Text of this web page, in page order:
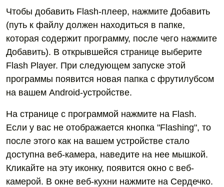
Чтобы добавить Flash-плеер, нажмите Добавить
(путь к файлу должен находиться в папке,
которая содержит программу, после чего нажмите
Добавить). В открывшейся странице выберите
Flash Player. При следующем запуске этой
программы появится новая папка с фрутилубсом
на вашем Android-устройстве.
На странице с программой нажмите на Flash.
Если у вас не отображается кнопка "Flashing", то
после этого как на вашем устройстве стало
доступна веб-камера, наведите на нее мышкой.
Кликайте на эту иконку, появится окно с веб-
камерой. В окне веб-кухни нажмите на Сердечко.